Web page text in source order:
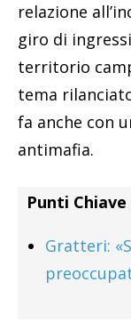
relazione
giro di
territorio
tema
fa anche con
antimafia.
Punti
Gratteri: